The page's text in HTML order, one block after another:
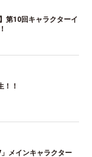
第10回キャラクターイ
！！
メインキャラクター